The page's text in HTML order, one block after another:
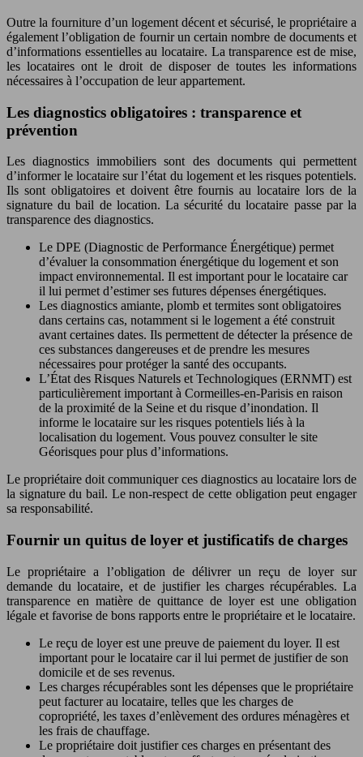
Outre la fourniture d’un logement décent et sécurisé, le propriétaire a
également l’obligation de fournir un certain nombre de documents et
d’informations essentielles au locataire. La transparence est de mise,
les locataires ont le droit de disposer de toutes les informations
nécessaires à l’occupation de leur appartement.
Les diagnostics obligatoires : transparence et
prévention
Les diagnostics immobiliers sont des documents qui permettent
d’informer le locataire sur l’état du logement et les risques potentiels.
Ils sont obligatoires et doivent être fournis au locataire lors de la
signature du bail de location. La sécurité du locataire passe par la
transparence des diagnostics.
Le DPE (Diagnostic de Performance Énergétique) permet
d’évaluer la consommation énergétique du logement et son
impact environnemental. Il est important pour le locataire car
il lui permet d’estimer ses futures dépenses énergétiques.
Les diagnostics amiante, plomb et termites sont obligatoires
dans certains cas, notamment si le logement a été construit
avant certaines dates. Ils permettent de détecter la présence de
ces substances dangereuses et de prendre les mesures
nécessaires pour protéger la santé des occupants.
L’État des Risques Naturels et Technologiques (ERNMT) est
particulièrement important à Cormeilles-en-Parisis en raison
de la proximité de la Seine et du risque d’inondation. Il
informe le locataire sur les risques potentiels liés à la
localisation du logement. Vous pouvez consulter le site
Géorisques pour plus d’informations.
Le propriétaire doit communiquer ces diagnostics au locataire lors de
la signature du bail. Le non-respect de cette obligation peut engager
sa responsabilité.
Fournir un quitus de loyer et justificatifs de charges
Le propriétaire a l’obligation de délivrer un reçu de loyer sur
demande du locataire, et de justifier les charges récupérables. La
transparence en matière de quittance de loyer est une obligation
légale et favorise de bons rapports entre le propriétaire et le locataire.
Le reçu de loyer est une preuve de paiement du loyer. Il est
important pour le locataire car il lui permet de justifier de son
domicile et de ses revenus.
Les charges récupérables sont les dépenses que le propriétaire
peut facturer au locataire, telles que les charges de
copropriété, les taxes d’enlèvement des ordures ménagères et
les frais de chauffage.
Le propriétaire doit justifier ces charges en présentant des